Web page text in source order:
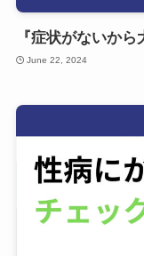
『症状がないか
June 22, 2024